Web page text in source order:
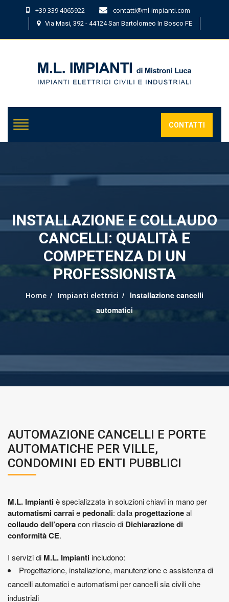
+39 339 4065922 contatti@ml-impianti.com
Via Masi, 392 - 44124 San Bartolomeo In Bosco FE
CONTATTI
INSTALLAZIONE E COLLAUDO
CANCELLI: QUALITÀ E
COMPETENZA DI UN
PROFESSIONISTA
Home / Impianti elettrici / Installazione cancelli
automatici
AUTOMAZIONE CANCELLI E PORTE
AUTOMATICHE PER VILLE,
CONDOMINI ED ENTI PUBBLICI
M.L. Impiantiè specializzata in soluzioni chiavi in mano per
automatismi carraiepedonali: dallaprogettazioneal
collaudo dell’operacon rilascio di Dichiarazione di
conformità CE.
I servizi di M.L. Impiantiincludono:
Progettazione, installazione, manutenzione e assistenza di
cancelli automatici e automatismi per cancelli sia civili che
industriali